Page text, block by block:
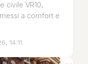
civile VR10,
a comfort e
14:11